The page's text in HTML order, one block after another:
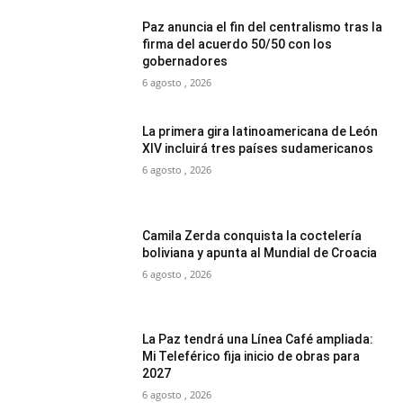
Paz anuncia el fin del centralismo tras la
firma del acuerdo 50/50 con los
gobernadores
6 agosto , 2026
La primera gira latinoamericana de León
XIV incluirá tres países sudamericanos
6 agosto , 2026
Camila Zerda conquista la coctelería
boliviana y apunta al Mundial de Croacia
6 agosto , 2026
La Paz tendrá una Línea Café ampliada:
Mi Teleférico fija inicio de obras para
2027
6 agosto , 2026